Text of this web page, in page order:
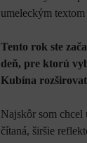
umeleckým
Tento rok ste
deň, pre ktorú
Kubína
Najskôr som chcel
čítaná, širšie